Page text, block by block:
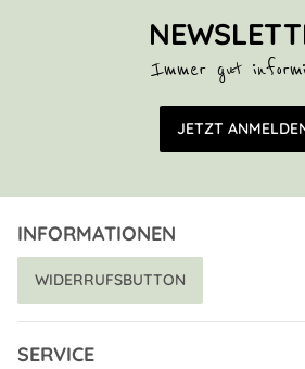
Immer gut
E-Mail Adresse
JETZT
INFORMATIONEN
WIDERRUFSBUTTON
SERVICE